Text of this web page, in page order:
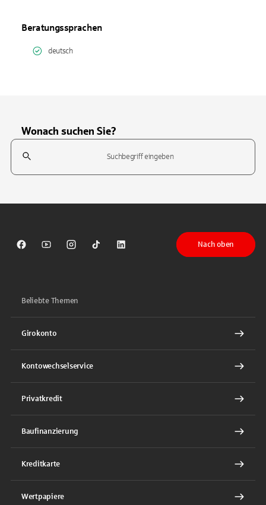
Beratungssprachen
deutsch
Wonach suchen Sie?
Suchfeld
Sparkasse auf Facebook
Sparkasse auf Youtube
Sparkasse auf Instagram
Sparkasse auf TikTok
Sparkasse auf LinkedIn
Nach oben
Beliebte Themen
Girokonto
Kontowechselservice
Privatkredit
Baufinanzierung
Kreditkarte
Wertpapiere